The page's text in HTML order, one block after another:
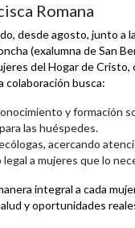
Romana
desde agosto, junto a
(exalumna de San
del Hogar de
colaboración busca:
y formación
las huéspedes.
acercando
a mujeres que lo
integral a cada
y oportunidades